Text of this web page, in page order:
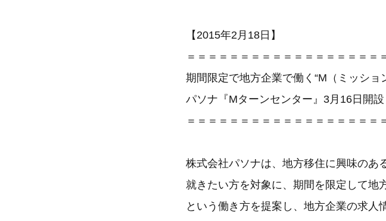
【2015年2月18日】
＝＝＝＝＝＝＝＝＝＝＝＝＝＝＝＝＝＝
期間限定で地方企業で働く“M（ミッショ
パソナ『Mターンセンター』3月16日開設
＝＝＝＝＝＝＝＝＝＝＝＝＝＝＝＝＝＝
株式会社パソナは、地方移住に興味のあ
就きたい方を対象に、期間を限定して地
という働き方を提案し、地方企業の求人